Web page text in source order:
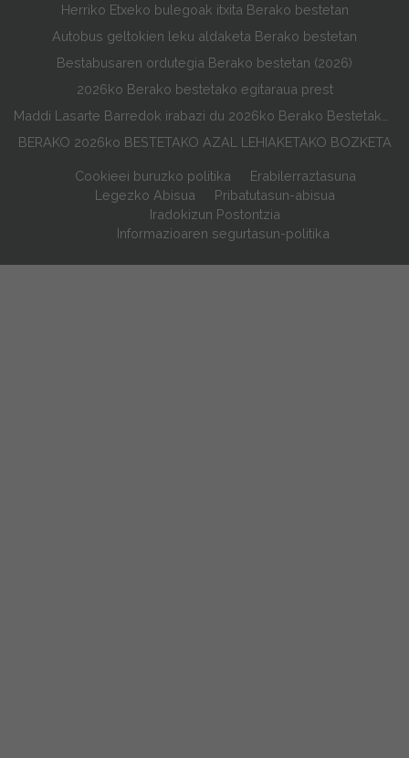
Herriko Etxeko bulegoak itxita Berako bestetan
Autobus geltokien leku aldaketa Berako bestetan
Bestabusaren ordutegia Berako bestetan (2026)
2026ko Berako bestetako egitaraua prest
BERAKO 2026ko BESTETAKO AZAL LEHIAKETAKO BOZKETA
Cookieei buruzko politika
Erabilerraztasuna
Legezko Abisua
Pribatutasun-abisua
Iradokizun Postontzia
Informazioaren segurtasun-politika